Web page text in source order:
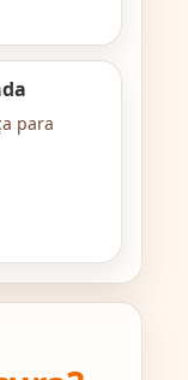
para